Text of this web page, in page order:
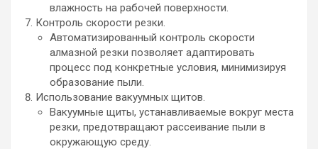
влажность на рабочей поверхности.
Контроль скорости резки.
Автоматизированный контроль скорости
алмазной резки позволяет адаптировать
процесс под конкретные условия, минимизируя
образование пыли.
Использование вакуумных щитов.
Вакуумные щиты, устанавливаемые вокруг места
резки, предотвращают рассеивание пыли в
окружающую среду.